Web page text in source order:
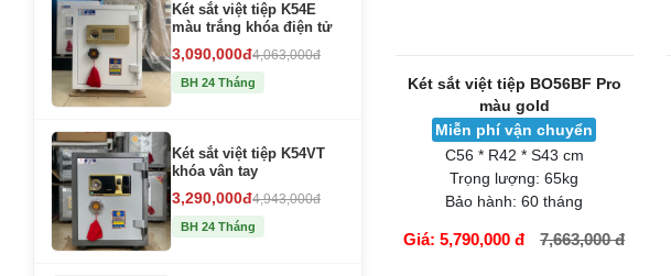
Két sắt việt tiệp K54E
màu trắng khóa điện tử
3,090,000đ4,063,000đ
BH 24 Tháng
Két sắt việt tiệp K54VT
khóa vân tay
3,290,000đ4,943,000đ
BH 24 Tháng
Két sắt việt tiệp BO56BF Pro
màu gold
Miễn phí vận chuyển
C56 * R42 * S43 cm